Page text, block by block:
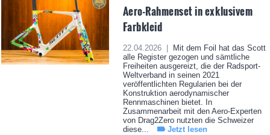
Aero-Rahmenset in exklusivem
Farbkleid
22.04.2026 |
Mit dem Foil hat das Scott
alle Register gezogen und sämtliche
Freiheiten ausgereizt, die der Radsport-
Weltverband in seinen 2021
veröffentlichten Regularien bei der
Konstruktion aerodynamischer
Rennmaschinen bietet. In
Zusammenarbeit mit den Aero-Experten
von Drag2Zero nutzten die Schweizer
diese...
Jetzt lesen